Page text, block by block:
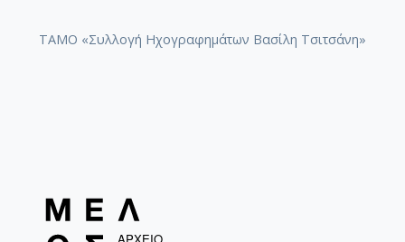
ΤΑΜΟ «Συλλογή Ηχογραφημάτων Βασίλη Τσιτσάνη»